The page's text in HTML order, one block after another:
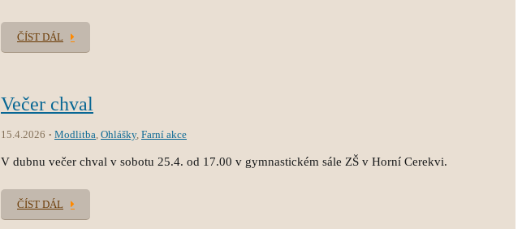
ČÍST DÁL
Večer chval
15.4.2026 Modlitba, Ohlášky, Farní akce
V dubnu večer chval v sobotu 25.4. od 17.00 v gymnastickém sále ZŠ v Horní Cerekvi.
ČÍST DÁL